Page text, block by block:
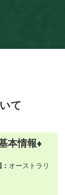
て
本情報♦
オーストラリ